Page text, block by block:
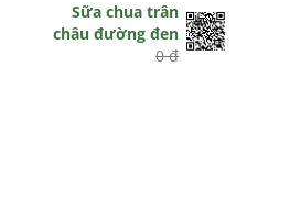
Sữa chua trân
châu đường đen
0 đ